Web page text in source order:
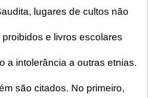
lugares de cultos não
e livros escolares
a intolerância a outras etnias.
são citados. No primeiro,